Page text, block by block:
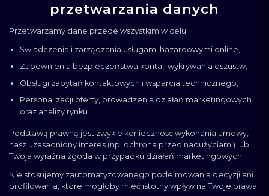
przetwarzania danych
Przetwarzamy dane przede wszystkim w celu:
Świadczenia i zarządzania usługami hazardowymi online,
Zapewnienia bezpieczeństwa konta i wykrywania oszustw,
Obsługi zapytań kontaktowych i wsparcia technicznego,
Personalizacji oferty, prowadzenia działań marketingowych
oraz analizy rynku.
Podstawą prawną jest zwykle konieczność wykonania umowy,
nasz uzasadniony interes (np. ochrona przed nadużyciami) lub
Twoja wyraźna zgoda w przypadku działań marketingowych.
Nie stosujemy zautomatyzowanego podejmowania decyzji ani
profilowania, które mogłoby mieć istotny wpływ na Twoje prawa.